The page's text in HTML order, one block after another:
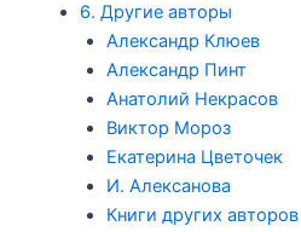
6. Другие авторы
Александр Клюев
Александр Пинт
Анатолий Некрасов
Виктор Мороз
Екатерина Цветочек
И. Алексанова
Книги других авторов